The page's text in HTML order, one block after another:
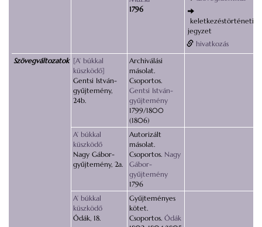
1796
keletkezéstörténeti
jegyzet
hivatkozás
Szövegváltozatok [A’ búkkal
küszködő]
Gentsi István-
gyűjtemény,
24b.
Archiválási
másolat.
Csoportos.
Gentsi István-
gyűjtemény
1799/1800
(1806)
A’ búkkal
küszködő
Nagy Gábor-
gyűjtemény, 2a.
Autorizált
másolat.
Csoportos. Nagy
Gábor-
gyűjtemény
1796
A’ búkkal
küszködő
Ódák, 18.
Gyűjteményes
kötet.
Csoportos. Ódák